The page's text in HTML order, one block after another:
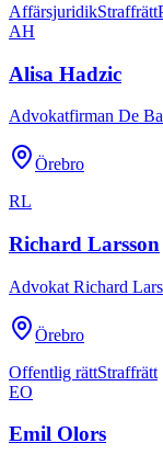
AffärsjuridikStraffrätt
AH
Alisa Hadzic
Advokatfirman De
Örebro
RL
Richard Larsson
Advokat Richard
Örebro
Offentlig rättStraffrätt
EO
Emil Olors